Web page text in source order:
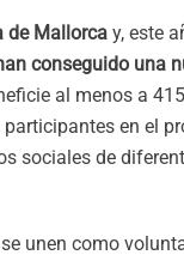
de Mallorca y, este
conseguido una
al menos a
en el
sociales de
unen como